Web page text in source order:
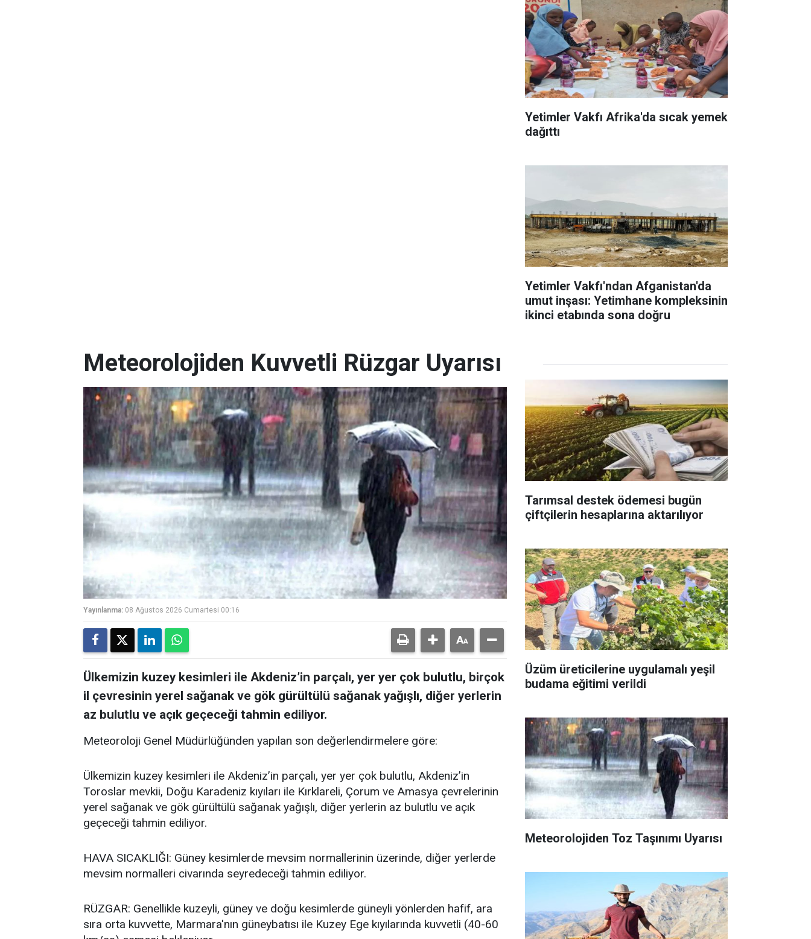
Yetimler Vakfı Afrika'da sıcak yemek
dağıttı
Yetimler Vakfı'ndan Afganistan'da
umut inşası: Yetimhane kompleksinin
ikinci etabında sona doğru
Meteorolojiden Kuvvetli Rüzgar Uyarısı
Yayınlanma: 08 Ağustos 2026 Cumartesi 00:16
Ülkemizin kuzey kesimleri ile Akdeniz’in parçalı, yer yer çok bulutlu, birçok
il çevresinin yerel sağanak ve gök gürültülü sağanak yağışlı, diğer yerlerin
az bulutlu ve açık geçeceği tahmin ediliyor.
Meteoroloji Genel Müdürlüğünden yapılan son değerlendirmelere göre:
Ülkemizin kuzey kesimleri ile Akdeniz’in parçalı, yer yer çok bulutlu, Akdeniz’in
Toroslar mevkii, Doğu Karadeniz kıyıları ile Kırklareli, Çorum ve Amasya çevrelerinin
yerel sağanak ve gök gürültülü sağanak yağışlı, diğer yerlerin az bulutlu ve açık
geçeceği tahmin ediliyor.
HAVA SICAKLIĞI: Güney kesimlerde mevsim normallerinin üzerinde, diğer yerlerde
mevsim normalleri civarında seyredeceği tahmin ediliyor.
RÜZGAR: Genellikle kuzeyli, güney ve doğu kesimlerde güneyli yönlerden hafif, ara
sıra orta kuvvette, Marmara'nın güneybatısı ile Kuzey Ege kıyılarında kuvvetli (40-60
Tarımsal destek ödemesi bugün
çiftçilerin hesaplarına aktarılıyor
Üzüm üreticilerine uygulamalı yeşil
budama eğitimi verildi
Meteorolojiden Toz Taşınımı Uyarısı